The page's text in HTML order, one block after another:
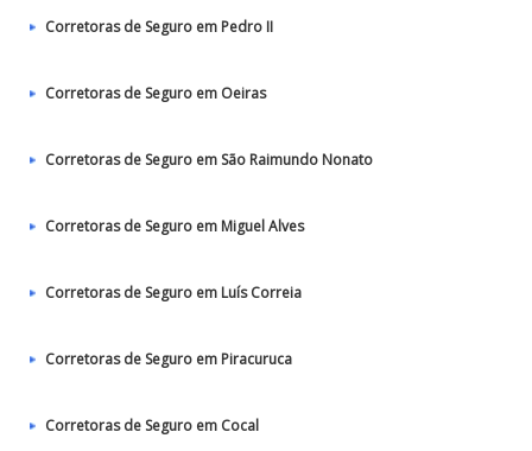
Corretoras de Seguro em Pedro II
Corretoras de Seguro em Oeiras
Corretoras de Seguro em São Raimundo Nonato
Corretoras de Seguro em Miguel Alves
Corretoras de Seguro em Luís Correia
Corretoras de Seguro em Piracuruca
Corretoras de Seguro em Cocal